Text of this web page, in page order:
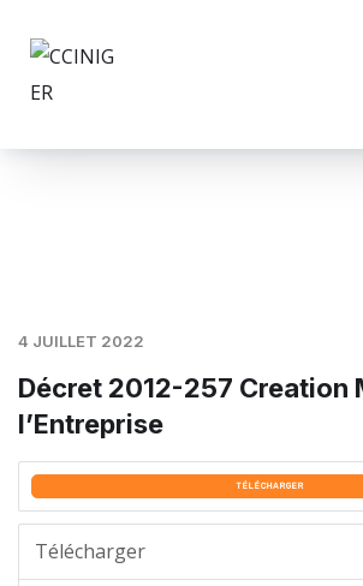
4 JUILLET 2022
Décret 2012-257 Creation
l’Entreprise
TÉLÉCHARGER
Télécharger